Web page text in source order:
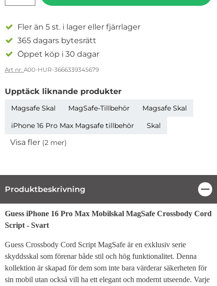
Fler än 5 st. i lager eller fjärrlager
365 dagars bytesrätt
Öppet köp i 30 dagar
Art nr: A00-HUR-3666339345679
Upptäck liknande produkter
Magsafe Skal MagSafe-Tillbehör
Magsafe Skal
iPhone 16 Pro Max Magsafe tillbehör
Skal
Visa fler (2 mer)
Produktbeskrivning
Produktbeskrivning
Guess iPhone 16 Pro Max Mobilskal MagSafe Crossbody Cord
Script - Svart
Guess Crossbody Cord Script MagSafe är en exklusiv serie
skyddsskal som förenar både stil och hög funktionalitet. Denna
kollektion är skapad för dem som inte bara värderar säkerheten för
sin mobil utan också vill ha ett elegant och modernt utseende. Varje